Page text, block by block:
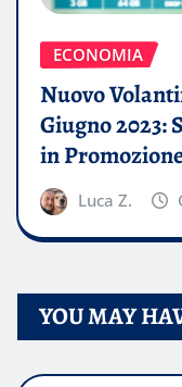
ECONOMIA
Nuovo
Giugno 2023:
in
Luca Z.
YOU MAY